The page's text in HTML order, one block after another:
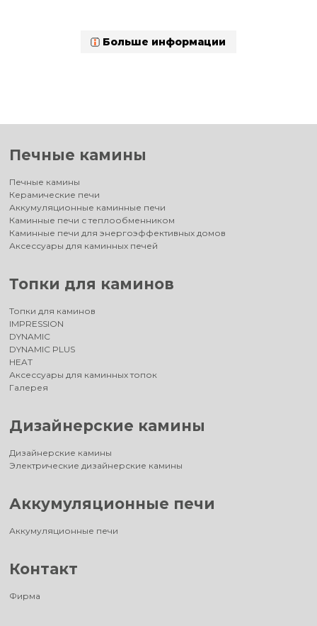
Больше информации
Печные камины
Печные камины
Керамические печи
Аккумуляционные каминные печи
Каминные печи с теплообменником
Каминные печи для энергоэффективных домов
Аксессуары для каминных печей
Топки для каминов
Топки для каминов
IMPRESSION
DYNAMIC
DYNAMIC PLUS
HEAT
Аксессуары для каминных топок
Галерея
Дизайнерские камины
Дизайнерские камины
Электрические дизайнерские камины
Аккумуляционные печи
Аккумуляционные печи
Контакт
Фирма